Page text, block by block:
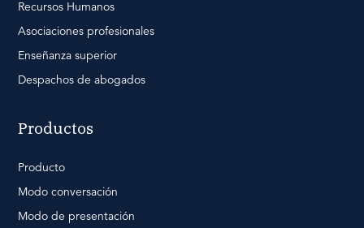
Recursos Humanos
Asociaciones profesionales
Enseñanza superior
Despachos de abogados
Productos
Producto
Modo conversación
Modo de presentación